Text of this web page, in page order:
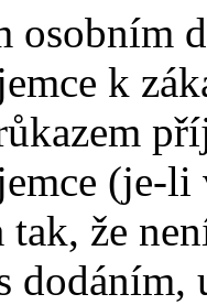
osobním
k
(je-li
tak, že
dodáním,